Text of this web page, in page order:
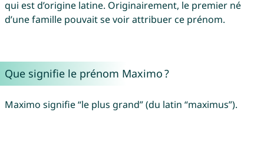
qui est d’origine latine. Originairement, le premier né
d’une famille pouvait se voir attribuer ce prénom.
Que signifie le prénom Maximo ?
Maximo signifie “le plus grand” (du latin “maximus”).